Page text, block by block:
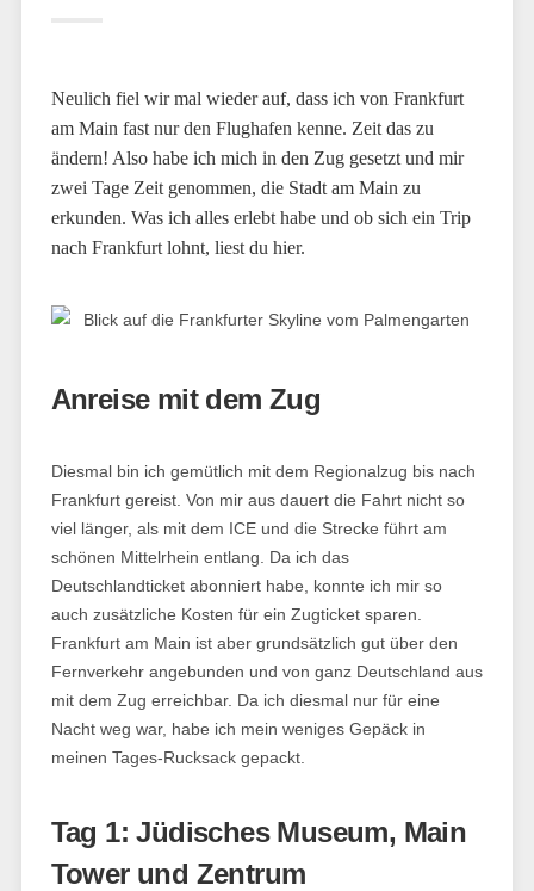
Neulich fiel wir mal wieder auf, dass ich von Frankfurt
am Main fast nur den Flughafen kenne. Zeit das zu
ändern! Also habe ich mich in den Zug gesetzt und mir
zwei Tage Zeit genommen, die Stadt am Main zu
erkunden. Was ich alles erlebt habe und ob sich ein Trip
nach Frankfurt lohnt, liest du hier.
Anreise mit dem Zug
Diesmal bin ich gemütlich mit dem Regionalzug bis nach
Frankfurt gereist. Von mir aus dauert die Fahrt nicht so
viel länger, als mit dem ICE und die Strecke führt am
schönen Mittelrhein entlang. Da ich das
Deutschlandticket abonniert habe, konnte ich mir so
auch zusätzliche Kosten für ein Zugticket sparen.
Frankfurt am Main ist aber grundsätzlich gut über den
Fernverkehr angebunden und von ganz Deutschland aus
mit dem Zug erreichbar. Da ich diesmal nur für eine
Nacht weg war, habe ich mein weniges Gepäck in
meinen Tages-Rucksack gepackt.
Tag 1: Jüdisches Museum, Main
Tower und Zentrum